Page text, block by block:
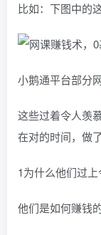
比如：下图中的
小鹅通平台部分
这些过着令人羡
在对的时间，做
1为什么他们过上
他们是如何赚钱